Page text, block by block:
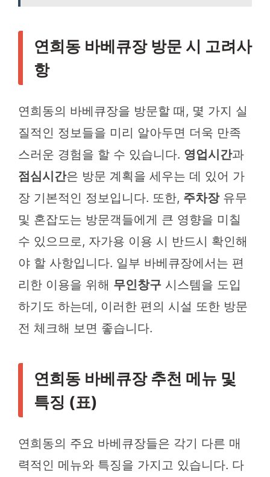
연희동 바베큐장 방문 시 고려사
항
연희동의 바베큐장을 방문할 때, 몇 가지 실
질적인 정보들을 미리 알아두면 더욱 만족
스러운 경험을 할 수 있습니다. 영업시간과
점심시간은 방문 계획을 세우는 데 있어 가
장 기본적인 정보입니다. 또한, 주차장유무
및 혼잡도는 방문객들에게 큰 영향을 미칠
수 있으므로, 자가용 이용 시 반드시 확인해
야 할 사항입니다. 일부 바베큐장에서는 편
리한 이용을 위해 무인창구 시스템을 도입
하기도 하는데, 이러한 편의 시설 또한 방문
전 체크해 보면 좋습니다.
연희동 바베큐장 추천 메뉴 및
특징 (표)
연희동의 주요 바베큐장들은 각기 다른 매
력적인 메뉴와 특징을 가지고 있습니다. 다